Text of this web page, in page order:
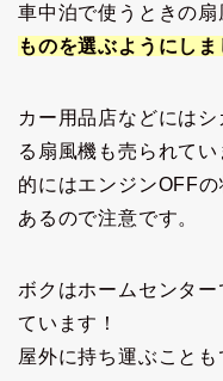
車中泊で使うときの扇
ものを選ぶようにしま
カー用品店などには
る扇風機も売られて
的にはエンジンOFF
あるので注意です。
ボクはホームセンタ
ています！
屋外に持ち運ぶことも